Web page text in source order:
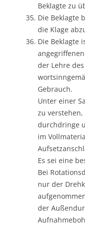
Beklagte zu
Die Beklagte
die Klage
Die Beklagte
der Lehre
Gebrauch.
Unter einer
zu
durchdringe
im
Es sei eine
Bei
nur der
der